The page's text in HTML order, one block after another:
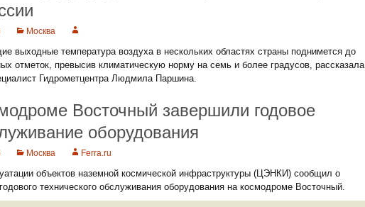
Москва
выходные температура воздуха в нескольких областях страны поднимется до
отметок, превысив климатическую норму на семь и более градусов, рассказала
Гидрометцентра Людмила Паршина.
Восточный завершили годовое
оборудования
Москва Ferra.ru
объектов наземной космической инфраструктуры (ЦЭНКИ) сообщил о
технического обслуживания оборудования на космодроме Восточный.